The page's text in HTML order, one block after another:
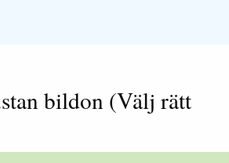
bildon (Välj rätt